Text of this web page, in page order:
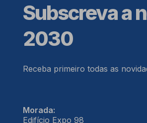
Subscreva a
2030
Receba primeiro todas as
Morada:
Edifício Expo 98